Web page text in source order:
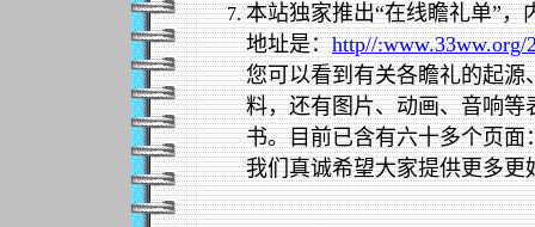
本站独家推出“在线瞻礼单”
地址是：http//:www.33ww.org/
您可以看到有关各瞻礼的起
料，还有图片、动画、音响
书。目前已含有六十多个页面
我们真诚希望大家提供更多